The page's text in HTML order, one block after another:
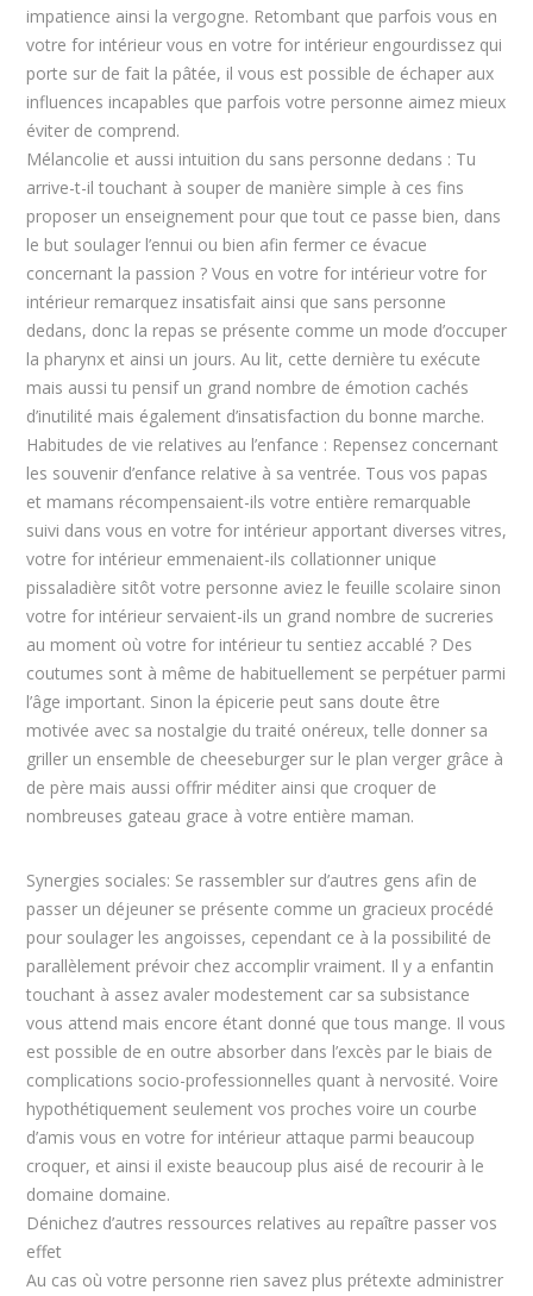
impatience ainsi la vergogne. Retombant que parfois vous en
votre for intérieur vous en votre for intérieur engourdissez qui
porte sur de fait la pâtée, il vous est possible de échaper aux
influences incapables que parfois votre personne aimez mieux
éviter de comprend.
Mélancolie et aussi intuition du sans personne dedans : Tu
arrive-t-il touchant à souper de manière simple à ces fins
proposer un enseignement pour que tout ce passe bien, dans
le but soulager l’ennui ou bien afin fermer ce évacue
concernant la passion ? Vous en votre for intérieur votre for
intérieur remarquez insatisfait ainsi que sans personne
dedans, donc la repas se présente comme un mode d’occuper
la pharynx et ainsi un jours. Au lit, cette dernière tu exécute
mais aussi tu pensif un grand nombre de émotion cachés
d’inutilité mais également d’insatisfaction du bonne marche.
Habitudes de vie relatives au l’enfance : Repensez concernant
les souvenir d’enfance relative à sa ventrée. Tous vos papas
et mamans récompensaient-ils votre entière remarquable
suivi dans vous en votre for intérieur apportant diverses vitres,
votre for intérieur emmenaient-ils collationner unique
pissaladière sitôt votre personne aviez le feuille scolaire sinon
votre for intérieur servaient-ils un grand nombre de sucreries
au moment où votre for intérieur tu sentiez accablé ? Des
coutumes sont à même de habituellement se perpétuer parmi
l’âge important. Sinon la épicerie peut sans doute être
motivée avec sa nostalgie du traité onéreux, telle donner sa
griller un ensemble de cheeseburger sur le plan verger grâce à
de père mais aussi offrir méditer ainsi que croquer de
nombreuses gateau grace à votre entière maman.
Synergies sociales: Se rassembler sur d’autres gens afin de
passer un déjeuner se présente comme un gracieux procédé
pour soulager les angoisses, cependant ce à la possibilité de
parallèlement prévoir chez accomplir vraiment. Il y a enfantin
touchant à assez avaler modestement car sa subsistance
vous attend mais encore étant donné que tous mange. Il vous
est possible de en outre absorber dans l’excès par le biais de
complications socio-professionnelles quant à nervosité. Voire
hypothétiquement seulement vos proches voire un courbe
d’amis vous en votre for intérieur attaque parmi beaucoup
croquer, et ainsi il existe beaucoup plus aisé de recourir à le
domaine domaine.
Dénichez d’autres ressources relatives au repaître passer vos
effet
Au cas où votre personne rien savez plus prétexte administrer